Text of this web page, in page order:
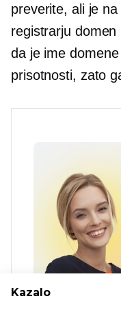
preverite, ali je
registrarju domen
da je ime
prisotnosti, zato
Kazalo